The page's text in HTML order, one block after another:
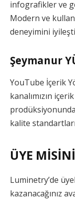
infografikler ve
Modern ve
deneyimini
Şeymanur
YouTube İçerik
kanalımızın
kalite
ÜYE
Luminetry’de
kazanacağınız